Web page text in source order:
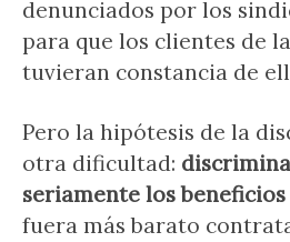
denunciados por los
para que los clientes de
tuvieran constancia de
Pero la hipótesis de la
otra dificultad:
seriamente los
fuera más barato